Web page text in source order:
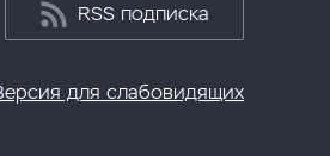
RSS подписка
для слабовидящих